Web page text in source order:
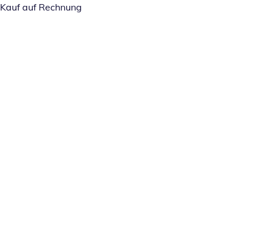
Kauf auf Rechnung